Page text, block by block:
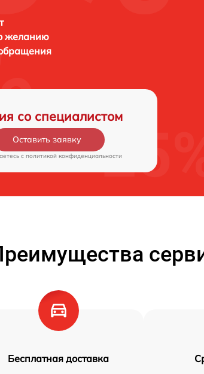
желанию
со специалистом
Оставить заявку
c политикой конфиденциальности
Бесплатная доставка